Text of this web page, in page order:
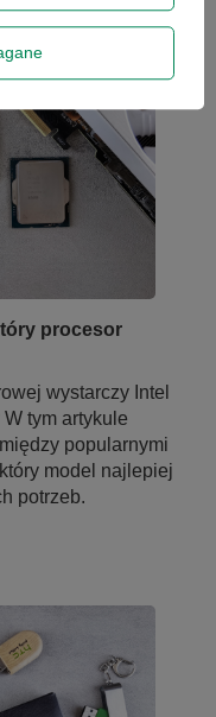
procesor
wystarczy Intel
tym artykule
popularnymi
model najlepiej
potrzeb.